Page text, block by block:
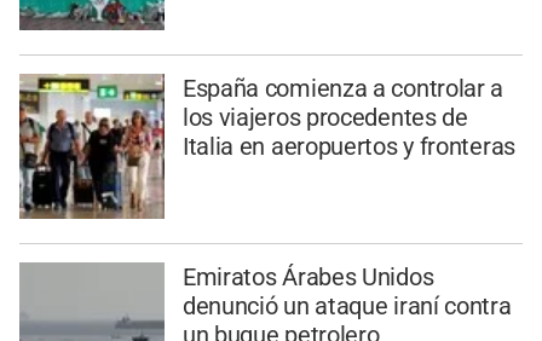
España comienza a controlar a
los viajeros procedentes de
Italia en aeropuertos y fronteras
Emiratos Árabes Unidos
denunció un ataque iraní contra
un buque petrolero